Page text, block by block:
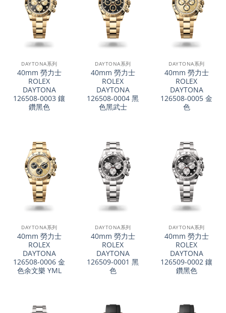
DAYTONA系列
40mm 勞力士
ROLEX
DAYTONA
126508-0003 鑲
鑽黑色
DAYTONA系列
40mm 勞力士
ROLEX
DAYTONA
126508-0004 黑
色黑武士
DAYTONA系列
40mm 勞力士
ROLEX
DAYTONA
126508-0005 金
色
DAYTONA系列
40mm 勞力士
ROLEX
DAYTONA
126508-0006 金
色余文樂 YML
DAYTONA系列
40mm 勞力士
ROLEX
DAYTONA
126509-0001 黑
色
DAYTONA系列
40mm 勞力士
ROLEX
DAYTONA
126509-0002 鑲
鑽黑色